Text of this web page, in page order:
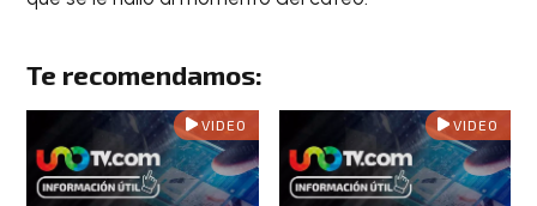
Te recomendamos:
VIDEO VIDEO